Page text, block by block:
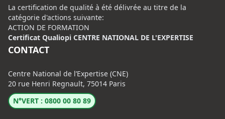
La certification de qualité à été délivrée au titre de la
catégorie d'actions suivante:
ACTION DE FORMATION
Certificat Qualiopi CENTRE NATIONAL DE L'EXPERTISE
CONTACT
Centre National de l’Expertise (CNE)
20 rue Henri Regnault, 75014 Paris
N°VERT : 0800 00 80 89